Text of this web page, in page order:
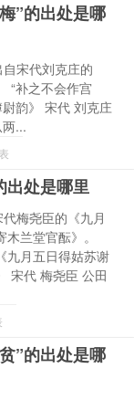
”的出处是哪
自宋代刘克庄的
“补之不会作宫
韵》 宋代 刘克庄
...
出处是哪里
梅尧臣的《九月
兰堂官酝》。
九月五日得姑苏谢
宋代 梅尧臣 公田
”的出处是哪